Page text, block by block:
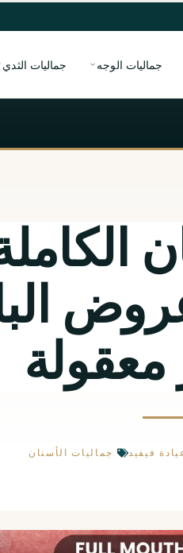
جماليات الوجه جماليات الثدي
معقولة
فيفيد جماليات الأسنان